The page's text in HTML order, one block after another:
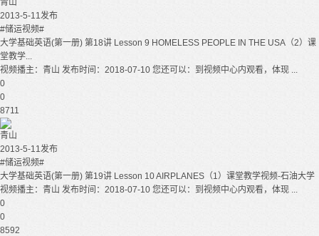
青山
2013-5-11发布
#储运视频#
大学基础英语(第一册) 第18讲 Lesson 9 HOMELESS PEOPLE IN THE USA（2）课
堂教学...
视频播主：青山 发布时间：2018-07-10 您还可以：到视频中心内观看，体现 ...
0
0
8711
青山
2013-5-11发布
#储运视频#
大学基础英语(第一册) 第19讲 Lesson 10 AIRPLANES（1）课堂教学视频-石油大学
视频播主：青山 发布时间：2018-07-10 您还可以：到视频中心内观看，体现 ...
0
0
8592